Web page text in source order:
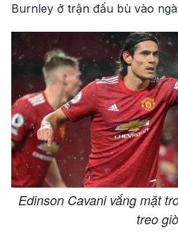
Burnley ở trận đấu bù vào
Edinson Cavani vắng mặt
treo giò